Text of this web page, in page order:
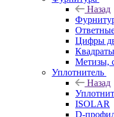
Назад
Цифры
Метизы,
Уплотнитель
Назад
ISOLAR
D-